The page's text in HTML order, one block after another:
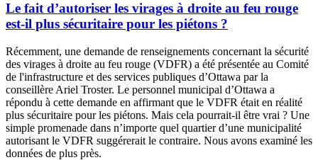
Le fait d’autoriser les virages à droite au feu rouge
est-il plus sécuritaire pour les piétons ?
Récemment, une demande de renseignements concernant la sécurité
des virages à droite au feu rouge (VDFR) a été présentée au Comité
de l'infrastructure et des services publiques d’Ottawa par la
conseillère Ariel Troster. Le personnel municipal d’Ottawa a
répondu à cette demande en affirmant que le VDFR était en réalité
plus sécuritaire pour les piétons. Mais cela pourrait-il être vrai ? Une
simple promenade dans n’importe quel quartier d’une municipalité
autorisant le VDFR suggérerait le contraire. Nous avons examiné les
données de plus près.